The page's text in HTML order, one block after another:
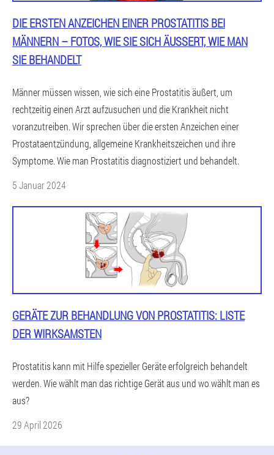
DIE ERSTEN ANZEICHEN EINER PROSTATITIS BEI
MÄNNERN – FOTOS, WIE SIE SICH ÄUSSERT, WIE MAN S
IE BEHANDELT
Männer müssen wissen, wie sich eine Prostatitis äußert, um
rechtzeitig einen Arzt aufzusuchen und die Krankheit nicht
voranzutreiben. Wir sprechen über die ersten Anzeichen einer
Prostataentzündung, allgemeine Krankheitszeichen und ihre
Symptome. Wie man Prostatitis diagnostiziert und behandelt.
5 Januar 2024
GERÄTE ZUR BEHANDLUNG VON PROSTATITIS: LISTE
DER WIRKSAMSTEN
Prostatitis kann mit Hilfe spezieller Geräte erfolgreich behandelt
werden. Wie wählt man das richtige Gerät aus und wo wählt man es
aus?
29 April 2026